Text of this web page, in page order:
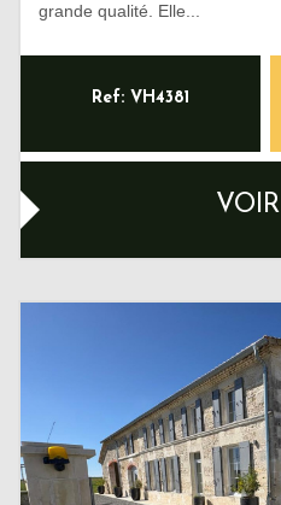
grande qualité. Elle...
Ref: VH4381
VOIR